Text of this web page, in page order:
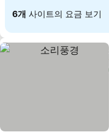
6개 사이트의 요금 보기